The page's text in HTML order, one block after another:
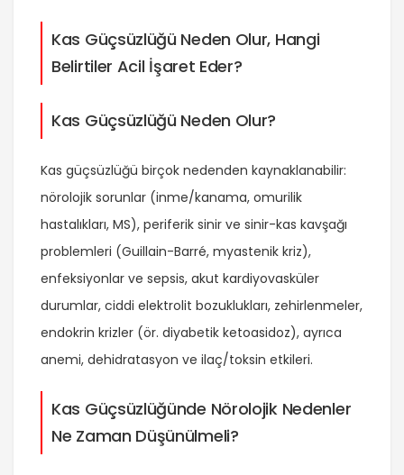
Kas Güçsüzlüğü Neden Olur, Hangi
Belirtiler Acil İşaret Eder?
Kas Güçsüzlüğü Neden Olur?
Kas güçsüzlüğü birçok nedenden kaynaklanabilir:
nörolojik sorunlar (inme/kanama, omurilik
hastalıkları, MS), periferik sinir ve sinir-kas kavşağı
problemleri (Guillain-Barré, myastenik kriz),
enfeksiyonlar ve sepsis, akut kardiyovasküler
durumlar, ciddi elektrolit bozuklukları, zehirlenmeler,
endokrin krizler (ör. diyabetik ketoasidoz), ayrıca
anemi, dehidratasyon ve ilaç/toksin etkileri.
Kas Güçsüzlüğünde Nörolojik Nedenler
Ne Zaman Düşünülmeli?